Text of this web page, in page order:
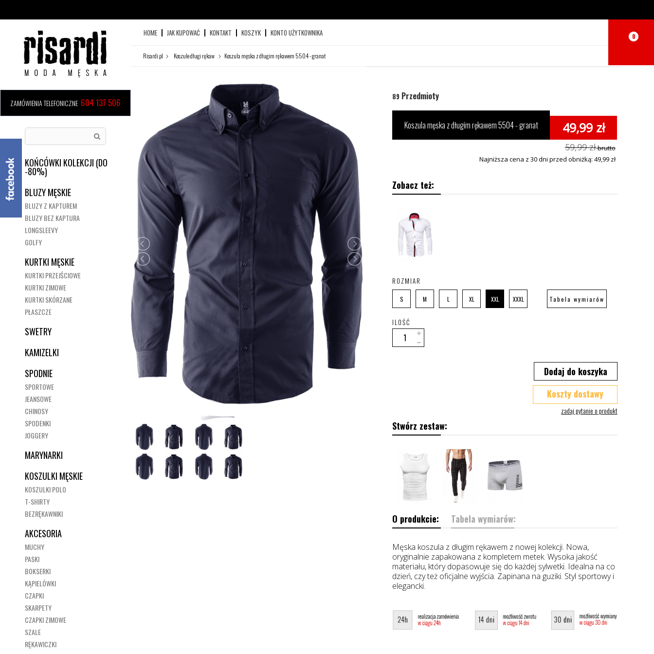
0
0
ZAMÓWIENIA TELEFONICZNE 604 137 506
KOŃCÓWKI KOLEKCJI (DO
-80%)
BLUZY MĘSKIE
BLUZY Z KAPTUREM
BLUZY BEZ KAPTURA
LONGSLEEVY
GOLFY
KURTKI MĘSKIE
KURTKI PRZEJŚCIOWE
KURTKI ZIMOWE
KURTKI SKÓRZANE
PŁASZCZE
SWETRY
KAMIZELKI
SPODNIE
SPORTOWE
JEANSOWE
CHINOSY
SPODENKI
JOGGERY
MARYNARKI
KOSZULKI MĘSKIE
KOSZULKI POLO
T-SHIRTY
BEZRĘKAWNIKI
AKCESORIA
MUCHY
PASKI
BOKSERKI
KĄPIELÓWKI
CZAPKI
SKARPETY
CZAPKI ZIMOWE
SZALE
RĘKAWICZKI
HOME JAK KUPOWAĆ KONTAKT KOSZYK KONTO UŻYTKOWNIKA
Risardi.pl Koszule długi rękaw Koszula męska z długim rękawem 5504 - granat
89 Przedmioty
Koszula męska z długim rękawem 5504 - granat 49,99 zł
59,99 złbrutto
Najniższa cena z 30 dni przed obniżką: 49,99 zł
Zobacz też:
ROZMIAR
S M L XL XXL XXXL Tabela wymiarów
ILOŚĆ
Dodaj do koszyka
Koszty dostawy
Stwórz zestaw:
O produkcie: Tabela wymiarów:
Męska koszula z długim rękawem z nowej kolekcji. Nowa,
oryginalnie zapakowana z kompletem metek. Wysoka jakość
materiału, który dopasowuje się do każdej sylwetki. Idealna na co
dzień, czy też oficjalne wyjścia. Zapinana na guziki. Styl sportowy i
elegancki.